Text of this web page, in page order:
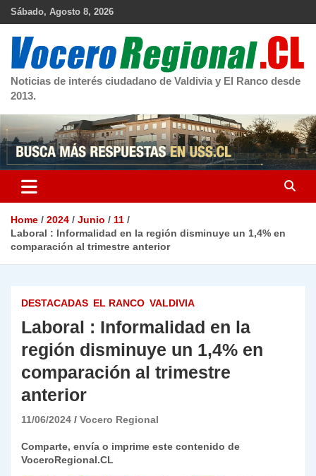
Skip
Sábado, Agosto 8, 2026
Noticias de interés ciudadano de Valdivia y El Ranco desde
2013.
Home 2024 Junio
11
Laboral : Informalidad en la región disminuye un 1,4% en
comparación al trimestre anterior
DESTACADAS EL RANCO VALDIVIA
Laboral : Informalidad en la
región disminuye un 1,4% en
comparación al trimestre
anterior
11/06/2024 Vocero Regional
Comparte, envía o imprime este contenido de
VoceroRegional.CL